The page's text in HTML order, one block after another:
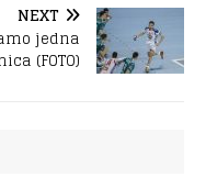
NEXT
jedna
(FOTO)